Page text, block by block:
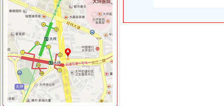
工商动态
江津局着力加非公有制经济的渝中区代办营业执照建工作
南川个协积引导会员脱贫致富
双桥局重庆代办公司积宣十项便民服务措施
忠县局以“建立七类工商”渝中区代办营业执照落实市局2006年工作要点
巴南局认真抓好新《公司法》的渝中区工商代办贯彻实施